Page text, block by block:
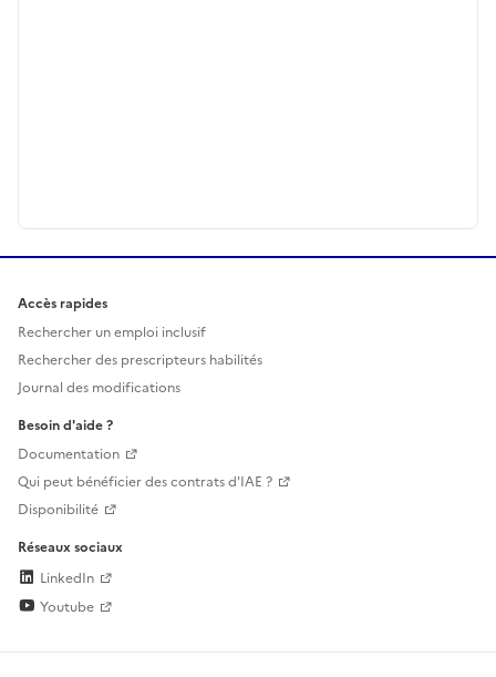
Accès rapides
Rechercher un emploi inclusif
Rechercher des prescripteurs habilités
Journal des modifications
Besoin d'aide ?
Documentation
Qui peut bénéficier des contrats d'IAE ?
Disponibilité
Réseaux sociaux
LinkedIn
Youtube